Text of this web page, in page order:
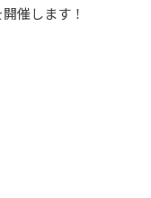
催します！